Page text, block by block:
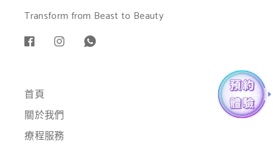
Transform from Beast to Beauty
首頁
關於我們
療程服務